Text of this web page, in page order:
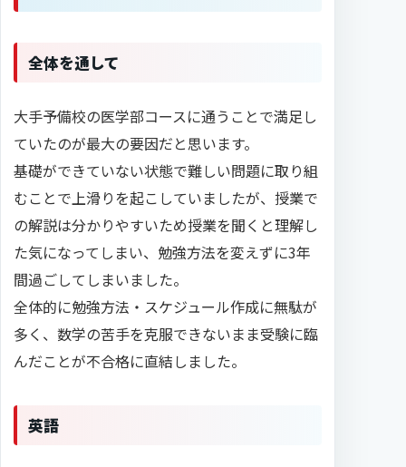
全体を通して
大手予備校の医学部コースに通うことで満足し
ていたのが最大の要因だと思います。
基礎ができていない状態で難しい問題に取り組
むことで上滑りを起こしていましたが、授業で
の解説は分かりやすいため授業を聞くと理解し
た気になってしまい、勉強方法を変えずに3年
間過ごしてしまいました。
全体的に勉強方法・スケジュール作成に無駄が
多く、数学の苦手を克服できないまま受験に臨
んだことが不合格に直結しました。
英語